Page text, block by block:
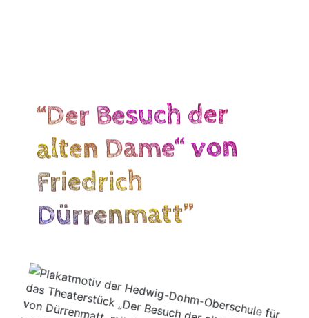
“Der Besuch der
alten Dame“ von
Friedrich
Dürrenmatt”